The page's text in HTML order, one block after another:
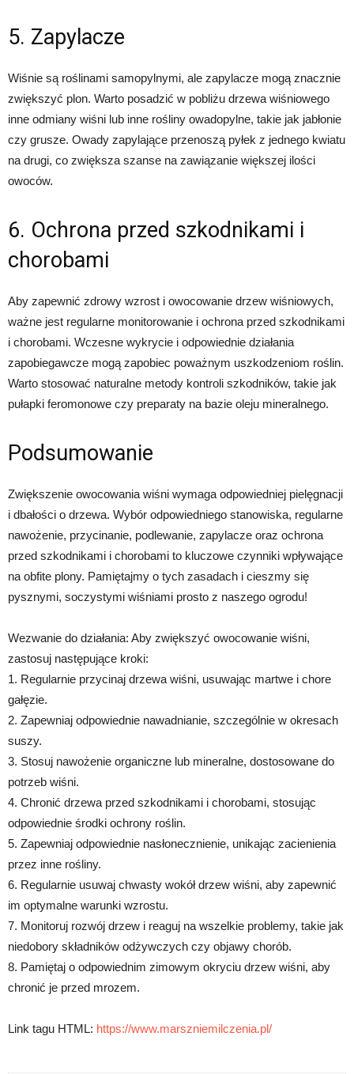
5. Zapylacze
Wiśnie są roślinami samopylnymi, ale zapylacze mogą znacznie
zwiększyć plon. Warto posadzić w pobliżu drzewa wiśniowego
inne odmiany wiśni lub inne rośliny owadopylne, takie jak jabłonie
czy grusze. Owady zapylające przenoszą pyłek z jednego kwiatu
na drugi, co zwiększa szanse na zawiązanie większej ilości
owoców.
6. Ochrona przed szkodnikami i
chorobami
Aby zapewnić zdrowy wzrost i owocowanie drzew wiśniowych,
ważne jest regularne monitorowanie i ochrona przed szkodnikami
i chorobami. Wczesne wykrycie i odpowiednie działania
zapobiegawcze mogą zapobiec poważnym uszkodzeniom roślin.
Warto stosować naturalne metody kontroli szkodników, takie jak
pułapki feromonowe czy preparaty na bazie oleju mineralnego.
Podsumowanie
Zwiększenie owocowania wiśni wymaga odpowiedniej pielęgnacji
i dbałości o drzewa. Wybór odpowiedniego stanowiska, regularne
nawożenie, przycinanie, podlewanie, zapylacze oraz ochrona
przed szkodnikami i chorobami to kluczowe czynniki wpływające
na obfite plony. Pamiętajmy o tych zasadach i cieszmy się
pysznymi, soczystymi wiśniami prosto z naszego ogrodu!
Wezwanie do działania: Aby zwiększyć owocowanie wiśni,
zastosuj następujące kroki:
1. Regularnie przycinaj drzewa wiśni, usuwając martwe i chore
gałęzie.
2. Zapewniaj odpowiednie nawadnianie, szczególnie w okresach
suszy.
3. Stosuj nawożenie organiczne lub mineralne, dostosowane do
potrzeb wiśni.
4. Chronić drzewa przed szkodnikami i chorobami, stosując
odpowiednie środki ochrony roślin.
5. Zapewniaj odpowiednie nasłonecznienie, unikając zacienienia
przez inne rośliny.
6. Regularnie usuwaj chwasty wokół drzew wiśni, aby zapewnić
im optymalne warunki wzrostu.
7. Monitoruj rozwój drzew i reaguj na wszelkie problemy, takie jak
niedobory składników odżywczych czy objawy chorób.
8. Pamiętaj o odpowiednim zimowym okryciu drzew wiśni, aby
chronić je przed mrozem.
Link tagu HTML: https://www.marszniemilczenia.pl/